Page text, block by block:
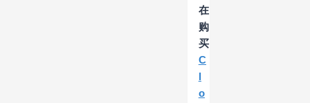
在
购
买
C
l
o